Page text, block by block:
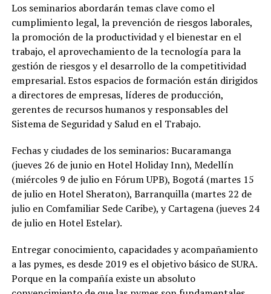
Los seminarios abordarán temas clave como el
cumplimiento legal, la prevención de riesgos laborales,
la promoción de la productividad y el bienestar en el
trabajo, el aprovechamiento de la tecnología para la
gestión de riesgos y el desarrollo de la competitividad
empresarial. Estos espacios de formación están dirigidos
a directores de empresas, líderes de producción,
gerentes de recursos humanos y responsables del
Sistema de Seguridad y Salud en el Trabajo.
Fechas y ciudades de los seminarios: Bucaramanga
(jueves 26 de junio en Hotel Holiday Inn), Medellín
(miércoles 9 de julio en Fórum UPB), Bogotá (martes 15
de julio en Hotel Sheraton), Barranquilla (martes 22 de
julio en Comfamiliar Sede Caribe), y Cartagena (jueves 24
de julio en Hotel Estelar).
Entregar conocimiento, capacidades y acompañamiento
a las pymes, es desde 2019 es el objetivo básico de SURA.
Porque en la compañía existe un absoluto